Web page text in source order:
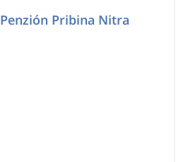
Penzión Pribina Nitra